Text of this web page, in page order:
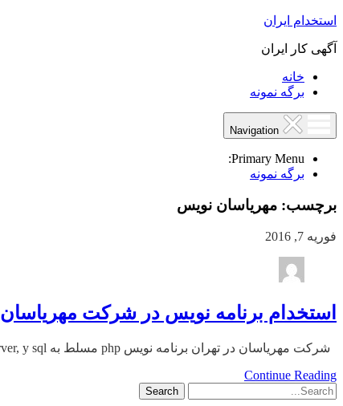
استخدام ایران
آگهی کار ایران
خانه
برگه نمونه
Primary Menu:
برگه نمونه
برچسب: مهریاسان نویس
فوریه 7, 2016
استخدام برنامه نویس در شرکت مهریاسان
شرکت مهریاسان در تهران برنامه نویس php مسلط به sql server, y sql دارای سابقه کار مرتبط با حقوق مکفی استخدام می نماید. ارسال رزومه به: job@mehrysn.com
Continue Reading